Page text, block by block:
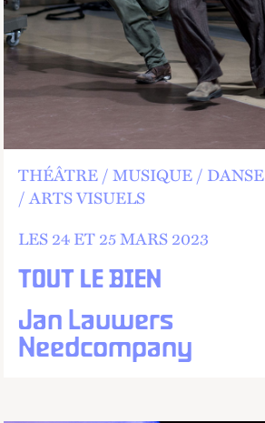
TOUT LE BIEN
Jan Lauwers
Needcompany
THÉÂTRE MUSIQUE
DANSE
ARTS VISUELS
LES 24 ET25 MARS 2023